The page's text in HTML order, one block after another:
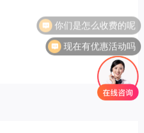
你们是怎么收费的呢
现在有优惠活动吗